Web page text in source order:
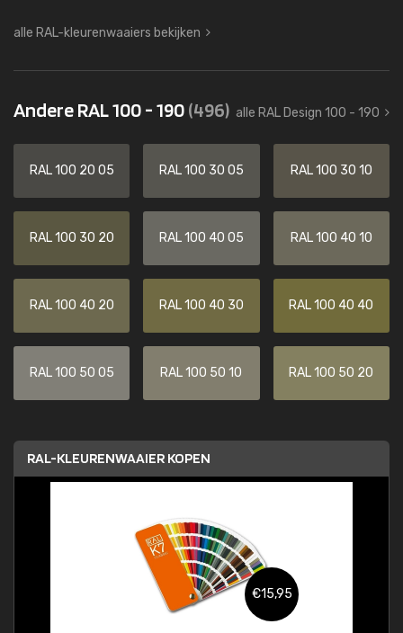
alle RAL-kleurenwaaiers bekijken
Andere RAL 100 - 190(496) alle RAL Design 100 - 190
RAL 100 20 05 RAL 100 30 05 RAL 100 30 10
RAL 100 30 20 RAL 100 40 05 RAL 100 40 10
RAL 100 40 20 RAL 100 40 30 RAL 100 40 40
RAL 100 50 05 RAL 100 50 10 RAL 100 50 20
RAL-KLEURENWAAIER KOPEN
€15,95